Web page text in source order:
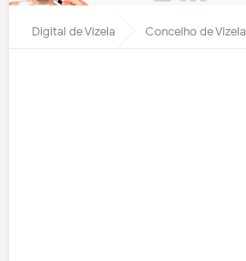
Digital de Vizela Concelho de Vizela